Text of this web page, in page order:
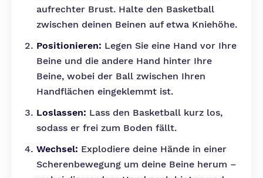
aufrechter Brust. Halte den Basketball
zwischen deinen Beinen auf etwa Kniehöhe.
Positionieren: Legen Sie eine Hand vor Ihre
Beine und die andere Hand hinter Ihre
Beine, wobei der Ball zwischen Ihren
Handflächen eingeklemmt ist.
Loslassen: Lass den Basketball kurz los,
sodass er frei zum Boden fällt.
Wechsel: Explodiere deine Hände in einer
Scherenbewegung um deine Beine herum –